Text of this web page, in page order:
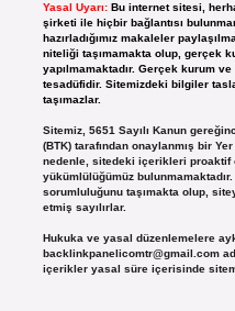
Yasal Uyarı: Bu internet sitesi,
şirketi ile hiçbir bağlantısı
hazırladığımız makaleler
niteliği taşımamakta olup, gerçek
yapılmamaktadır. Gerçek kurum
tesadüfidir. Sitemizdeki bilgiler
taşımazlar.
Sitemiz, 5651 Sayılı Kanun
(BTK) tarafından onaylanmış bir
nedenle, sitedeki içerikleri proaktif
yükümlülüğümüz
sorumluluğunu taşımakta olup,
etmiş sayılırlar.
Hukuka ve yasal düzenlemelere
backlinkpanelicomtr@gmail.com
içerikler yasal süre içerisinde